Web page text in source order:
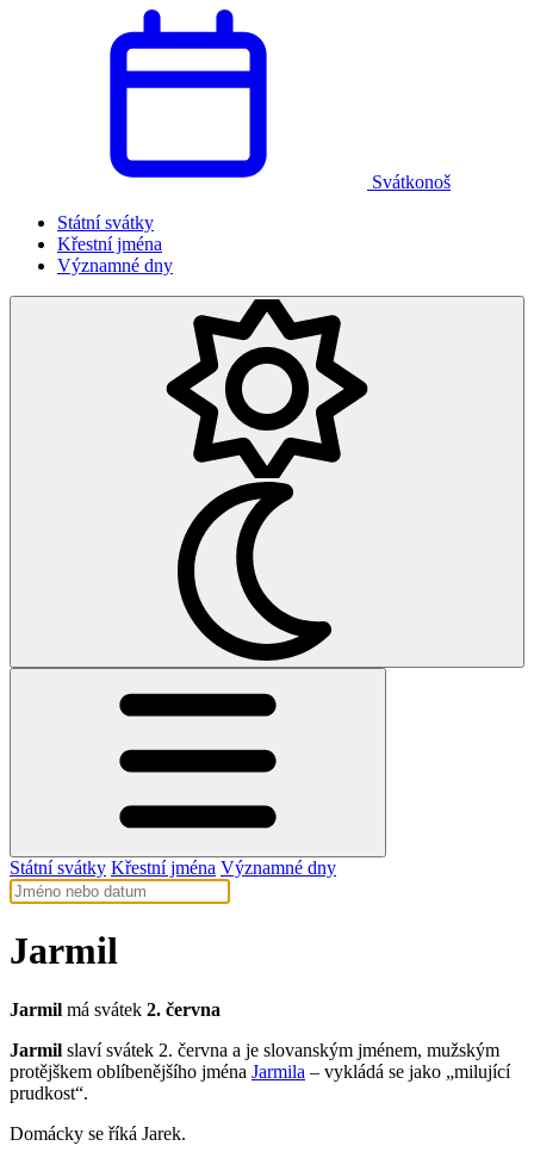
Svátkonoš
Státní svátky
Křestní jména
Významné dny
Státní svátky Křestní jména Významné dny
Jarmil
Jarmil má svátek 2. června
Jarmil slaví svátek 2. června a je slovanským jménem, mužským
protějškem oblíbenějšího jména Jarmila – vykládá se jako „milující
prudkost“.
Domácky se říká Jarek.